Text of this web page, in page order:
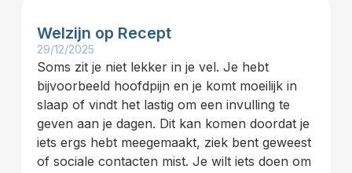
Welzijn op Recept
29/12/2025
Soms zit je niet lekker in je vel. Je hebt
bijvoorbeeld hoofdpijn en je komt moeilijk in
slaap of vindt het lastig om een invulling te
geven aan je dagen. Dit kan komen doordat je
iets ergs hebt meegemaakt, ziek bent geweest
of sociale contacten mist. Je wilt iets doen om